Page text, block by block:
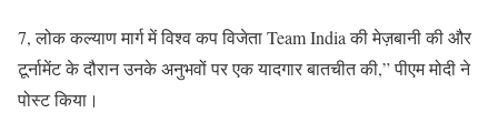
7, लोक कल्याण मार्ग में विश्व कप विजेता Team India की मेज़बानी की और
टूर्नामेंट के दौरान उनके अनुभवों पर एक यादगार बातचीत की,” पीएम मोदी ने
पोस्ट किया।